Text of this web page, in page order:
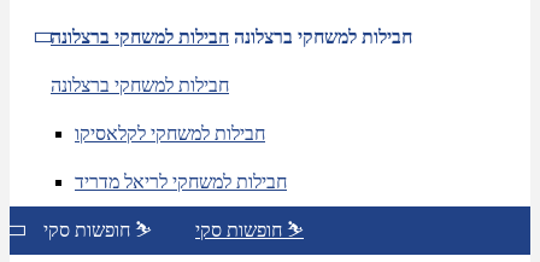
חבילות למשחקי ברצלונה חבילות למשחקי ברצלונה
חבילות למשחקי ברצלונה
חבילות למשחקי לקלאסיקו
חבילות למשחקי לריאל מדריד
חופשות סקי ⛷️ חופשות סקי ⛷️